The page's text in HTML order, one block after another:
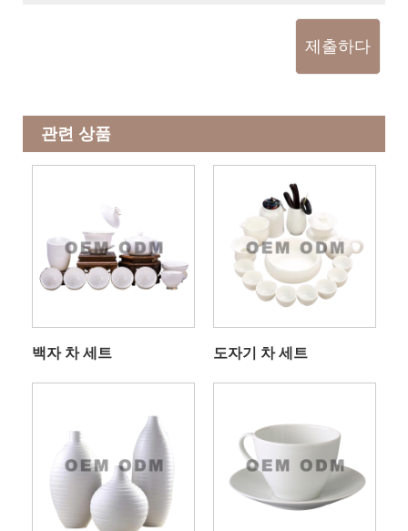
제출하다
관련 상품
백자 차 세트 도자기 차 세트